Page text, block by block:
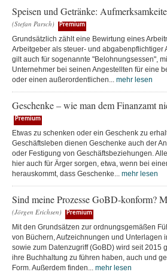
Speisen und Getränke:
(Stefan Parsch) Premium
Grundsätzlich zählt eine Bewirtung eines
Arbeitgeber als steuer- und abgabenpflichtiger
gilt auch für sogenannte "Belohnungsessen",
Unternehmer bei seinen Angestellten für eine
oder einen außerordentlichen... mehr lesen
Geschenke – wie man dem Finanzamt
Premium
Etwas zu schenken oder ein Geschenk zu
Geschäftsleben dienen Geschenke auch der
oder Festigung von Geschäftsbeziehungen.
hier auch für Ärger sorgen, etwa, wenn bei
herauskommt, dass Geschenke... mehr lesen
Sind meine Prozesse GoBD-konform?
(Jörgen Erichsen) Premium
Mit den Grundsätzen zur ordnungsgemäßen
von Büchern, Aufzeichnungen und Unterlagen
sowie zum Datenzugriff (GoBD) wird seit 2015
ihre Buchhaltung zu führen haben, auch und
Form. Außerdem finden... mehr lesen